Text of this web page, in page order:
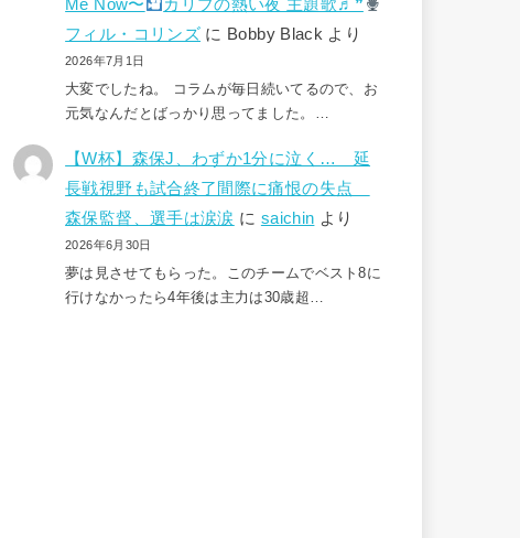
Me Now〜
カリブの熱い夜 主題歌♬❞
フィル・コリンズ に Bobby Black より
2026年7月1日
大変でしたね。 コラムが毎日続いてるので、お
元気なんだとばっかり思ってました。…
【W杯】森保J、わずか1分に泣く… 延
長戦視野も試合終了間際に痛恨の失点
森保監督、選手は涙涙 に saichin より
2026年6月30日
夢は見させてもらった。このチームでベスト8に
行けなかったら4年後は主力は30歳超…